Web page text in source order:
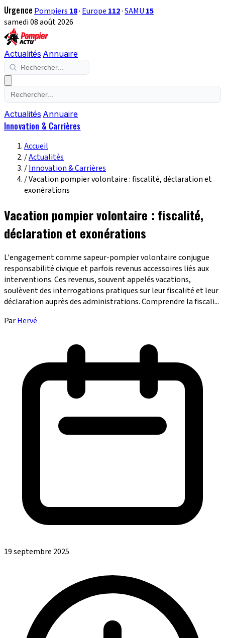
Urgence Pompiers 18· Europe 112·SAMU 15
samedi 08 août 2026
Actualités Annuaire
Actualités Annuaire
Innovation & Carrières
Accueil
/Actualités
/Innovation & Carrières
/Vacation pompier volontaire : fiscalité, déclaration et
exonérations
Vacation pompier volontaire : fiscalité,
déclaration et exonérations
L'engagement comme sapeur-pompier volontaire conjugue
responsabilité civique et parfois revenus accessoires liés aux
interventions. Ces revenus, souvent appelés vacations,
soulèvent des interrogations pratiques sur leur fiscalité et leur
déclaration auprès des administrations. Comprendre la fiscali...
ParHervé
19 septembre 2025